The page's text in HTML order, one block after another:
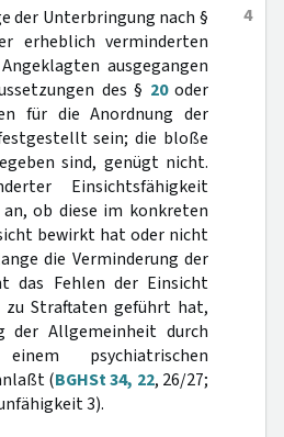
4
der Unterbringung nach §
erheblich verminderten
ausgegangen
des § 20oder
für die Anordnung der
sein; die bloße
sind, genügt nicht.
Einsichtsfähigkeit
ob diese im konkreten
bewirkt hat oder nicht
die Verminderung der
das Fehlen der Einsicht
zu Straftaten geführt hat,
der Allgemeinheit durch
psychiatrischen
(BGHSt 34, 22, 26/27;
3).